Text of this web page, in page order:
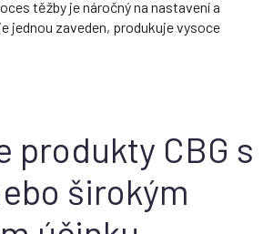
těžby je náročný na nastavení a
jednou zaveden, produkuje vysoce
produkty CBG s
širokým